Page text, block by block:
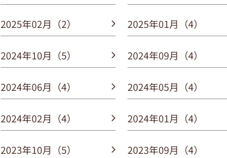
2025年02月（2） 2025年01月（4）
2024年10月（5） 2024年09月（4）
2024年06月（4） 2024年05月（4）
2024年02月（4） 2024年01月（4）
2023年10月（5） 2023年09月（4）